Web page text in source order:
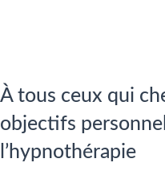
À tous ceux qui
objectifs
l’hypnothérapie